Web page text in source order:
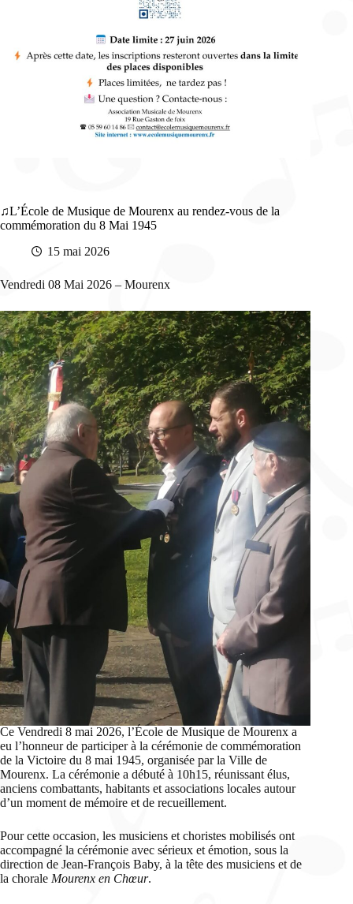
L’École de Musique de Mourenx au rendez-vous de la
commémoration du 8 Mai 1945
15 mai 2026
Vendredi 08 Mai 2026 – Mourenx
Ce Vendredi 8 mai 2026, l’École de Musique de Mourenx a
eu l’honneur de participer à la cérémonie de commémoration
de la Victoire du 8 mai 1945, organisée par la Ville de
Mourenx. La cérémonie a débuté à 10h15, réunissant élus,
anciens combattants, habitants et associations locales autour
d’un moment de mémoire et de recueillement.
Pour cette occasion, les musiciens et choristes mobilisés ont
accompagné la cérémonie avec sérieux et émotion, sous la
direction de Jean-François Baby, à la tête des musiciens et de
la chorale Mourenx en Chœur.